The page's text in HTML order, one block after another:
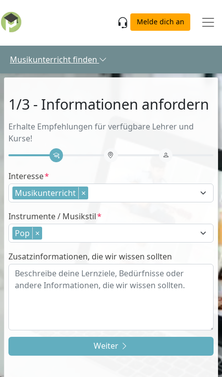
Melde dich an
Musikunterricht finden
1/3 - Informationen anfordern
Erhalte Empfehlungen für verfügbare Lehrer und
Kurse!
Interesse
Musikunterricht ×
Instrumente / Musikstil
Pop ×
Zusatzinformationen, die wir wissen sollten
Weiter